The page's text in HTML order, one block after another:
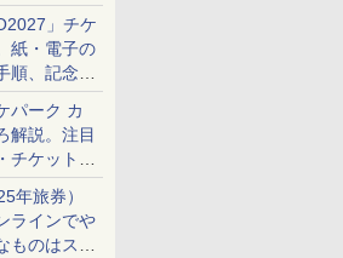
」チケ
紙・電子の
順、記念チ
パーク カ
解説。注目
チケット手
な準備は？
年旅券）
ラインでや
ものはスマ